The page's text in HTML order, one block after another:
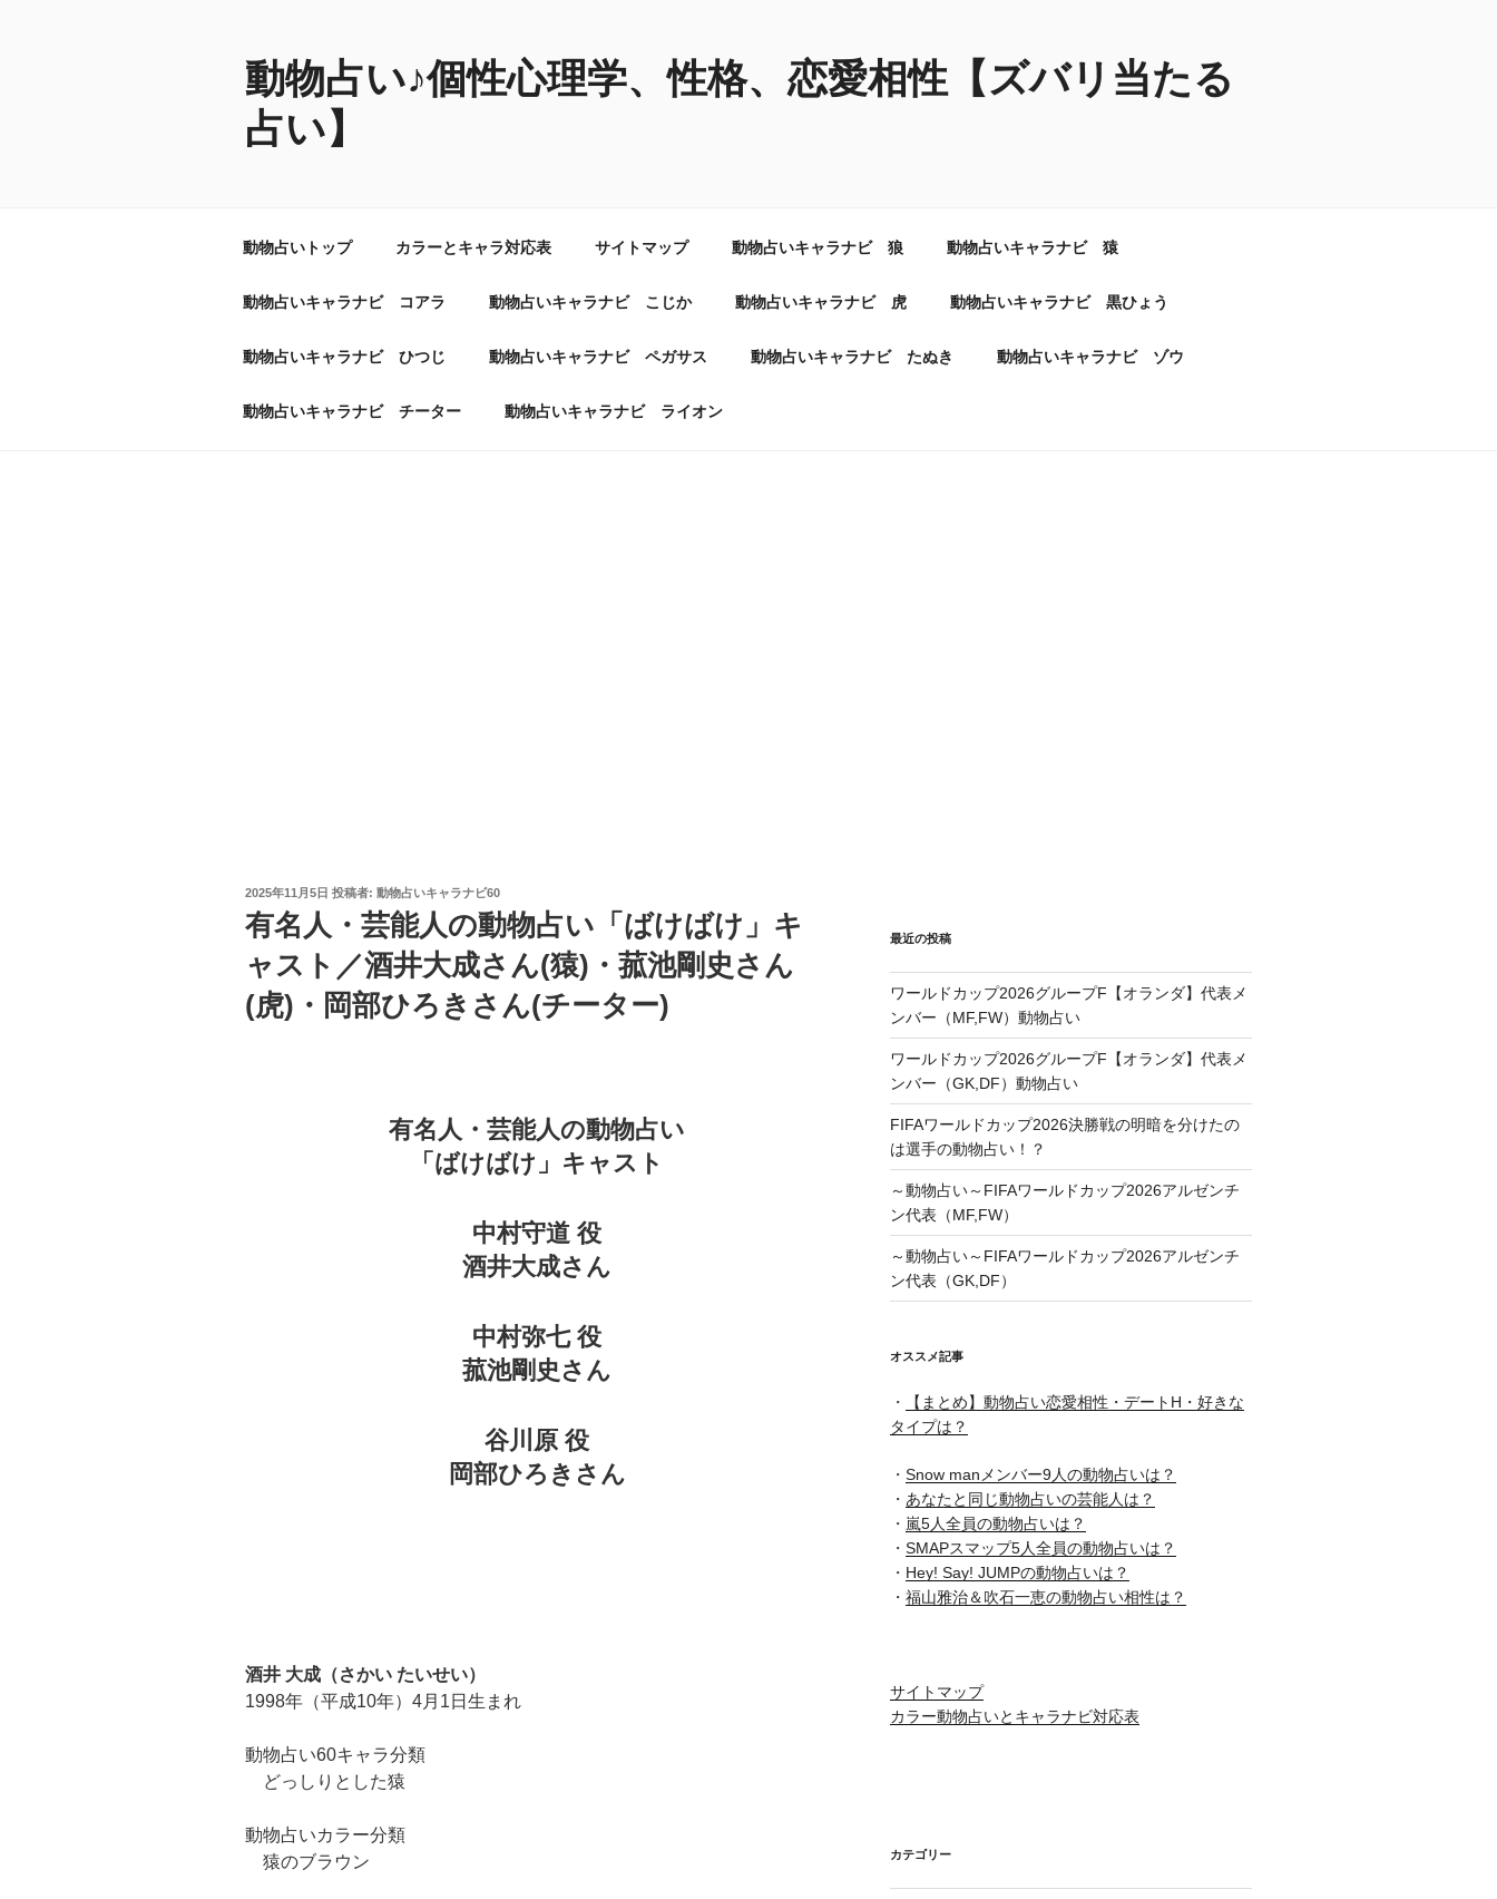
動物占い♪個性心理学、性格、恋愛相性【ズバリ当たる
占い】
動物占いトップ カラーとキャラ対応表 サイトマップ 動物占いキャラナビ 狼 動物占いキャラナビ 猿
動物占いキャラナビ コアラ 動物占いキャラナビ こじか 動物占いキャラナビ 虎 動物占いキャラナビ 黒ひょう
動物占いキャラナビ ひつじ 動物占いキャラナビ ペガサス 動物占いキャラナビ たぬき 動物占いキャラナビ ゾウ
動物占いキャラナビ チーター 動物占いキャラナビ ライオン
投
日:
2025年11月5日 投稿者: 動物占いキャラナビ60
有名人・芸能人の動物占い「ばけばけ」キ
ャスト／酒井大成さん(猿)・菰池剛史さん
(虎)・岡部ひろきさん(チーター)
有名人・芸能人の動物占い
「ばけばけ」キャスト
中村守道 役
酒井大成さん
中村弥七 役
菰池剛史さん
谷川原 役
岡部ひろきさん
酒井 大成（さかい たいせい）
1998年（平成10年）4月1日生まれ
動物占い60キャラ分類
どっしりとした猿
動物占いカラー分類
猿のブラウン
最近の投稿
ワールドカップ2026グループF【オランダ】代表メ
ンバー（MF,FW）動物占い
ワールドカップ2026グループF【オランダ】代表メ
ンバー（GK,DF）動物占い
FIFAワールドカップ2026決勝戦の明暗を分けたの
は選手の動物占い！？
～動物占い～FIFAワールドカップ2026アルゼンチ
ン代表（MF,FW）
～動物占い～FIFAワールドカップ2026アルゼンチ
ン代表（GK,DF）
オススメ記事
・
【まとめ】動物占い恋愛相性・デートH・好きな
タイプは？
・ Snow manメンバー9人の動物占いは？
・ あなたと同じ動物占いの芸能人は？
・ 嵐5人全員の動物占いは？
・ SMAPスマップ5人全員の動物占いは？
・ Hey! Say! JUMPの動物占いは？
・ 福山雅治＆吹石一恵の動物占い相性は？
サイトマップ
カラー動物占いとキャラナビ対応表
カテゴリー